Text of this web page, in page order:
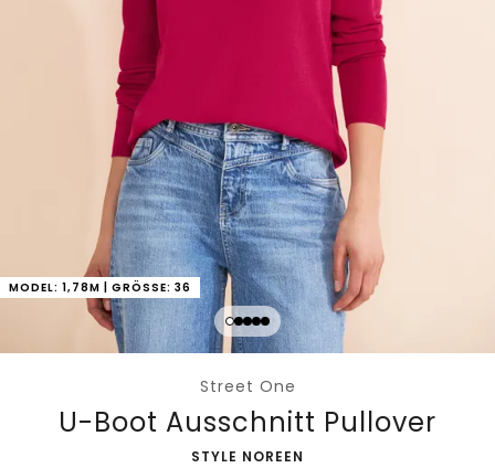
MODEL: 1,78M | GRÖSSE: 36
Street One
U-Boot Ausschnitt Pullover
-
STYLE NOREEN